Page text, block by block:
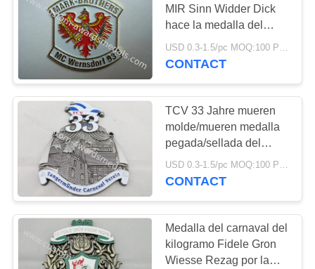
SOBRE
NOSOTROS
VIAJE
DE
FÁBRICA
CONTROL
DE
CALIDAD
MIR Sinn Widder Dick
hace la medalla del
carnaval por la aleación
del cinc, estaño
USD 0.3-1.5/pc MOQ:100 PC por diseño
CONTACT
TCV 33 Jahre mueren
molde/mueren medalla
pegada/sellada del
carnaval por la aleación
del cinc, logotipo del
USD 0.3-1.5/pc MOQ:100 PC por diseño
CONTACT
Medalla del carnaval del
kilogramo Fidele Gron
Wiesse Rezag por la